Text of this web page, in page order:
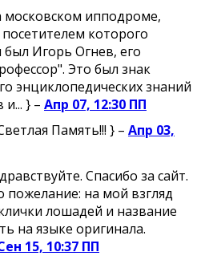
московском ипподроме,
которого
Игорь Огнев, его
Это был знак
энциклопедических знаний
} – Апр 07, 12:30 ПП
Память!!! } – Апр 03,
Спасибо за сайт.
пожелание: на мой взгляд
лошадей и название
на языке оригинала.
15, 10:37 ПП